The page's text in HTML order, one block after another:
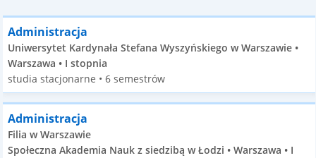
Administracja
Uniwersytet Kardynała Stefana Wyszyńskiego w Warszawie •
Warszawa • I stopnia
studia stacjonarne • 6 semestrów
Administracja
Filia w Warszawie
Społeczna Akademia Nauk z siedzibą w Łodzi • Warszawa • I